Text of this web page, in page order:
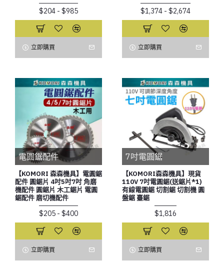
$204 - $985
立即購買
$1,374 - $2,674
立即購買
電圓鋸配件
【KOMORI 森森機具】電圓鋸
配件 圓鋸片 4吋5吋7吋 角磨
機配件 圓鋸片 木工鋸片 電圓
鋸配件 磨切機配件
$205 - $400
立即購買
7吋電圓鋸
【KOMORI森森機具】現貨
110V 7吋電圓鋸(送鋸片*1)
有線電圓鋸 切割鋸 切割機 圓
盤鋸 臺鋸
$1,816
立即購買